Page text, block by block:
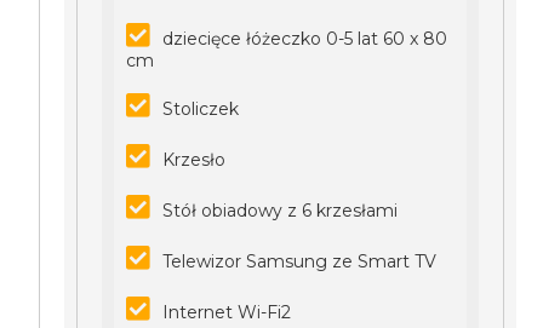
dziecięce łóżeczko 0-5 lat 60 x 80
cm
Stoliczek
Krzesło
Stół obiadowy z 6 krzesłami
Telewizor Samsung ze Smart TV
Internet Wi-Fi2